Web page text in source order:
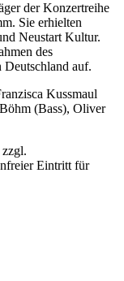
der Konzertreihe
Sie erhielten
Neustart Kultur.
des
Deutschland auf.
Kussmaul
(Bass), Oliver
Eintritt für